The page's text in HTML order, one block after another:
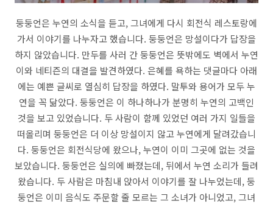
둥둥언은 누연의 소식을 듣고, 그녀에게 다시 회전식 레스토랑에
가서 이야기를 나누자고 했습니다. 둥둥언은 망설이다가 답장을
하지 않았습니다. 만두를 사러 간 둥둥언은 뜻밖에도 벽에서 누연
이와 네티즌의 대결을 발견하였다. 은혜를 욕하는 댓글마다 아래
에는 예쁜 글씨로 열심히 답장을 하였다. 말투와 용어가 모두 누
연을 꼭 닮았다. 둥둥언은 이 하나하나가 분명히 누연의 고백인
것을 보고 있었습니다. 두 사람이 함께 있었던 여러 가지 일들을
떠올리며 둥둥언은 더 이상 망설이지 않고 누연에게 달려갔습니
다. 둥둥언은 회전식당에 왔으나, 누연이 이미 그곳에 없는 것을
보았습니다. 둥둥언은 실의에 빠졌는데, 뒤에서 누연 소리가 들려
왔습니다. 두 사람은 마침내 앉아서 이야기를 잘 나누었는데, 둥
둥언은 이미 음식도 주문할 줄 모르는 그 소녀가 아니었고, 그녀